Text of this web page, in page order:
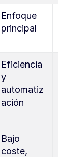
Enfoque
principal
Eficiencia
y
automatiz
ación
Bajo
coste,